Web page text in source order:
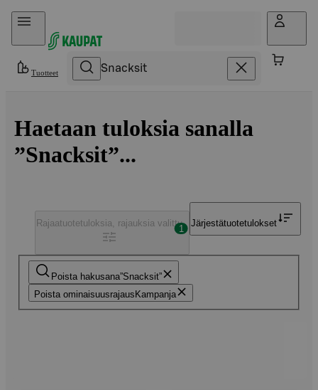
Hyppää sisältöön
Tuotteet
Haetaan tuloksia sanalla
”Snacksit”...
Poista hakusana Snacksit
Poista ominaisuusrajaus Kampanja
Rajaatuotetuloksia, rajauksia valittu
1
Järjestätuotetulokset